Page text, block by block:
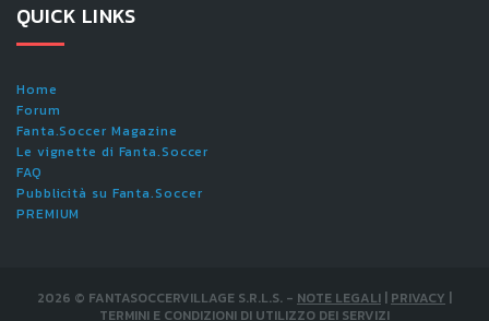
QUICK LINKS
Home
Forum
Fanta.Soccer Magazine
Le vignette di Fanta.Soccer
FAQ
Pubblicità su Fanta.Soccer
PREMIUM
2026 © FANTASOCCERVILLAGE S.R.L.S. - NOTE LEGALI | PRIVACY |
TERMINI E CONDIZIONI DI UTILIZZO DEI SERVIZI